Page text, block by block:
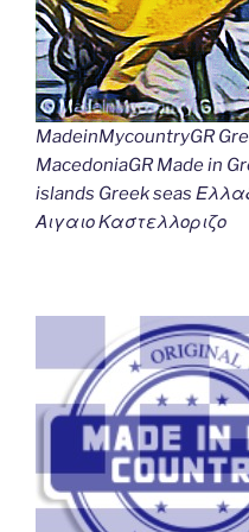
MadeinMycountryGR
MacedoniaGR Made in
islands Greek seas
Αιγαιο Καστελλοριζο